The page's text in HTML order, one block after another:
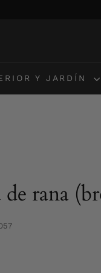
Y JARDÍN
de rana